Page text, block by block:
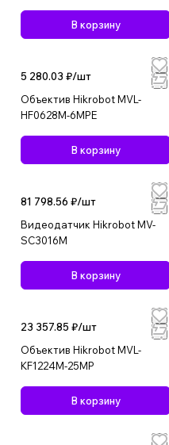
В корзину
5 280.03 ₽/шт
Объектив Hikrobot MVL-
HF0628M-6MPE
В корзину
81 798.56 ₽/шт
Видеодатчик Hikrobot MV-
SC3016M
В корзину
23 357.85 ₽/шт
Объектив Hikrobot MVL-
KF1224M-25MP
В корзину